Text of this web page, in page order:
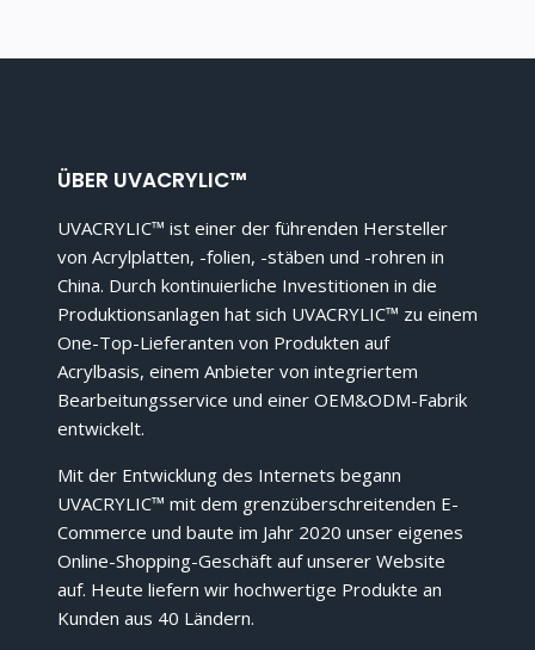
ÜBER UVACRYLIC™
UVACRYLIC™ ist einer der führenden Hersteller
von Acrylplatten, -folien, -stäben und -rohren in
China. Durch kontinuierliche Investitionen in die
Produktionsanlagen hat sich UVACRYLIC™ zu einem
One-Top-Lieferanten von Produkten auf
Acrylbasis, einem Anbieter von integriertem
Bearbeitungsservice und einer OEM&ODM-Fabrik
entwickelt.
Mit der Entwicklung des Internets begann
UVACRYLIC™ mit dem grenzüberschreitenden E-
Commerce und baute im Jahr 2020 unser eigenes
Online-Shopping-Geschäft auf unserer Website
auf. Heute liefern wir hochwertige Produkte an
Kunden aus 40 Ländern.